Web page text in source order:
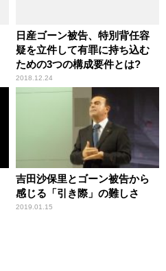
日産ゴーン被告、特別背任容
疑を立件して有罪に持ち込む
ための3つの構成要件とは?
2018.12.24
吉田沙保里とゴーン被告から
感じる「引き際」の難しさ
2019.01.15